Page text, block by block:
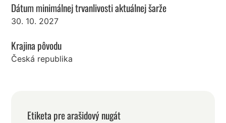
Dátum minimálnej trvanlivosti aktuálnej šarže
30. 10. 2027
Krajina pôvodu
Česká republika
Etiketa pre arašidový nugát